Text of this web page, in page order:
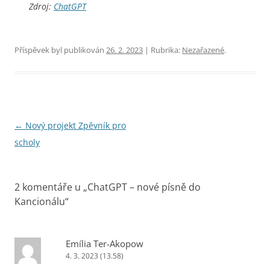
Zdroj: ChatGPT
Příspěvek byl publikován 26. 2. 2023 | Rubrika: Nezařazené.
Navigace
pro
← Nový projekt Zpěvník pro
scholy
2 komentáře u „ChatGPT – nové písně do
Kancionálu“
Emília Ter-Akopow
4. 3. 2023 (13.58)